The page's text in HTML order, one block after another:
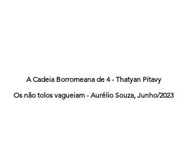
A Cadeia Borromeana de 4 - Thatyan Pitavy
Os não tolos vagueiam - Aurélio Souza, Junho/2023